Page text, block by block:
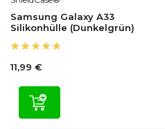
Samsung Galaxy A33
Silikonhülle (Dunkelgrün)
11,99 €